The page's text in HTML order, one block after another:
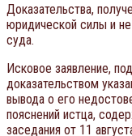
Доказательства,
юридической силы и
суда.
Исковое заявление,
доказательством
вывода о его
пояснений истца,
заседания от 11